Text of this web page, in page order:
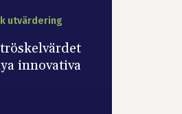
utvärdering
innovativa